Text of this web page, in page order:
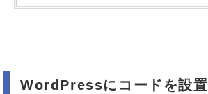
WordPressにコードを設置